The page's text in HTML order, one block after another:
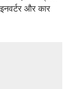
और कार